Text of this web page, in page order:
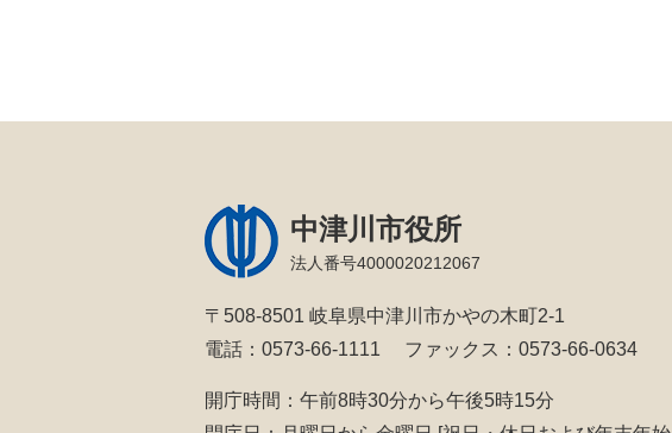
中津川市役所
法人番号4000020212067
〒508-8501 岐阜県中津川市かやの木町2-1
電話：0573-66-1111
ファックス：0573-66-0634
開庁時間：午前8時30分から午後5時15分